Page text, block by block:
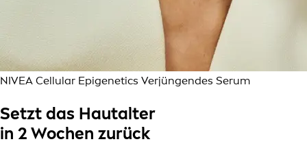
NIVEA Cellular Epigenetics Verjüngendes Serum
Setzt das Hautalter
in 2 Wochen zurück